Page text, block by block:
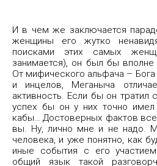
И в чем же заключается
женщины его жутко
поисками этих самых
занимается), он был бы
От мифического альфача –
и инцелов, Меганыча
активность. Если бы он
успех бы он у них точно
кабы… Достоверных фактов
вы. Ну, лично мне и не надо.
человека, и уже понятно, как
иные события с его
общий язык такой